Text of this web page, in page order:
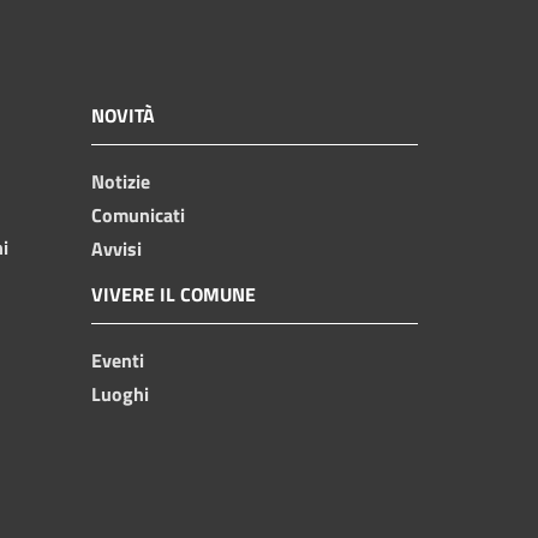
NOVITÀ
Notizie
Comunicati
Avvisi
VIVERE IL COMUNE
Eventi
Luoghi